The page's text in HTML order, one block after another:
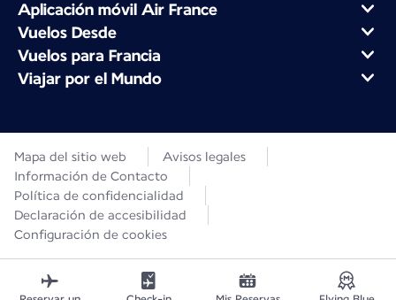
Aplicación móvil Air France
Vuelos Desde
Vuelos para Francia
Viajar por el Mundo
Mapa del sitio web
Avisos legales
Información de Contacto
Política de confidencialidad
Declaración de accesibilidad
Configuración de cookies